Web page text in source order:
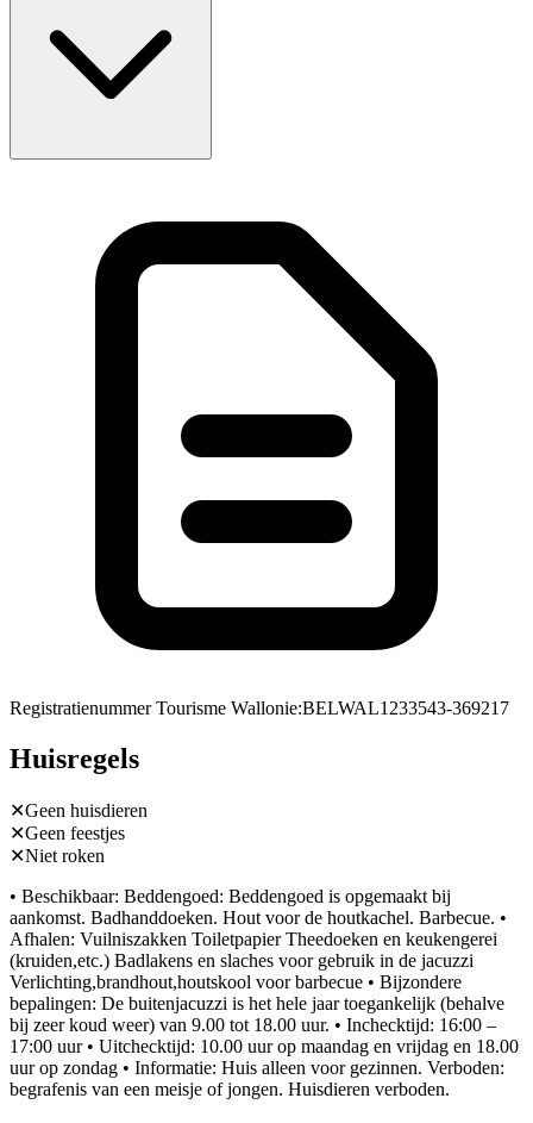
Registratienummer Tourisme Wallonie:BELWAL1233543-369217
Huisregels
✕Geen huisdieren
✕Geen feestjes
✕Niet roken
• Beschikbaar: Beddengoed: Beddengoed is opgemaakt bij
aankomst. Badhanddoeken. Hout voor de houtkachel. Barbecue. •
Afhalen: Vuilniszakken Toiletpapier Theedoeken en keukengerei
(kruiden,etc.) Badlakens en slaches voor gebruik in de jacuzzi
Verlichting,brandhout,houtskool voor barbecue • Bijzondere
bepalingen: De buitenjacuzzi is het hele jaar toegankelijk (behalve
bij zeer koud weer) van 9.00 tot 18.00 uur. • Inchecktijd: 16:00 –
17:00 uur • Uitchecktijd: 10.00 uur op maandag en vrijdag en 18.00
uur op zondag • Informatie: Huis alleen voor gezinnen. Verboden:
begrafenis van een meisje of jongen. Huisdieren verboden.